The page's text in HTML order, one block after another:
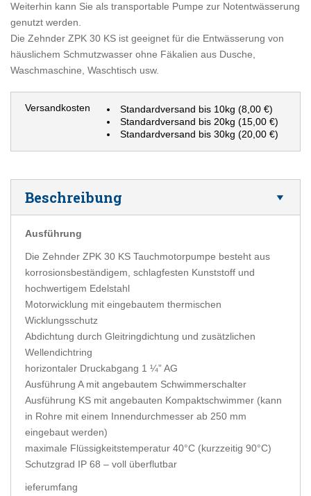
Weiterhin kann Sie als transportable Pumpe zur Notentwässerung
genutzt werden.
Die Zehnder ZPK 30 KS ist geeignet für die Entwässerung von
häuslichem Schmutzwasser ohne Fäkalien aus Dusche,
Waschmaschine, Waschtisch usw.
Versandkosten Standardversand bis 10kg (8,00 €)
Standardversand bis 20kg (15,00 €)
Standardversand bis 30kg (20,00 €)
Beschreibung
Ausführung
Die Zehnder ZPK 30 KS Tauchmotorpumpe besteht aus
korrosionsbeständigem, schlagfesten Kunststoff und
hochwertigem Edelstahl
Motorwicklung mit eingebautem thermischen
Wicklungsschutz
Abdichtung durch Gleitringdichtung und zusätzlichen
Wellendichtring
horizontaler Druckabgang 1 ¼” AG
Ausführung A mit angebautem Schwimmerschalter
Ausführung KS mit angebauten Kompaktschwimmer (kann
in Rohre mit einem Innendurchmesser ab 250 mm
eingebaut werden)
maximale Flüssigkeitstemperatur 40°C (kurzzeitig 90°C)
Schutzgrad IP 68 – voll überflutbar
ieferumfang